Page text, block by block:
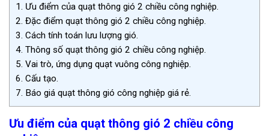
1. Ưu điểm của quạt thông gió 2 chiều công nghiệp.
2. Đặc điểm quạt thông gió 2 chiều công nghiệp.
3. Cách tính toán lưu lượng gió.
4. Thông số quạt thông gió 2 chiều công nghiệp.
5. Vai trò, ứng dụng quạt vuông công nghiệp.
6. Cấu tạo.
7. Báo giá quạt thông gió công nghiệp giá rẻ.
Ưu điểm của quạt thông gió 2 chiều công